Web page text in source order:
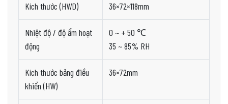
Kích thước (HWD) 36×72×118mm
Nhiệt độ / độ ẩm hoạt
động
0 ~ + 50 ℃
35 ~ 85% RH
Kích thước bảng điều
khiển (HW)
36×72mm